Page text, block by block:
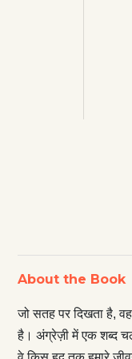
About the Book
जो सतह पर दिखता है,
है। अंग्रेज़ी में एक शब्द